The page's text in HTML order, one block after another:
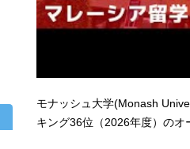
モナッシュ大学(Monash
キング36位（2026年度）のオ